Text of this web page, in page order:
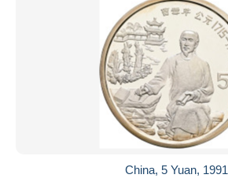
Uniquement en réduction
Livraison gratuite
Méthodes de paiement
PayPal
Virement bancaire
Mastercard
BancontactChina, 5 Yuan, 1991